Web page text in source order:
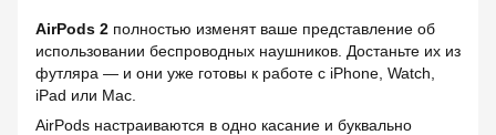
AirPods 2 полностью изменят ваше представление об
использовании беспроводных наушников. Достаньте их из
футляра — и они уже готовы к работе с iPhone, Watch,
iPad или Mac.
AirPods настраиваются в одно касание и буквально